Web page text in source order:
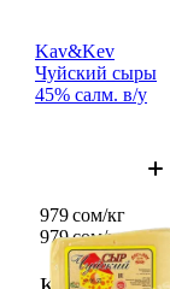
Kav&Kev
Чуйский сыры
45% салм. в/у
979 сом/кг
979 сом/кг